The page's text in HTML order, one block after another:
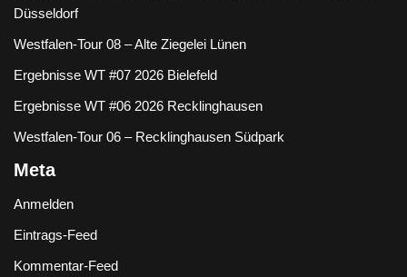
Düsseldorf
Westfalen-Tour 08 – Alte Ziegelei Lünen
Ergebnisse WT #07 2026 Bielefeld
Ergebnisse WT #06 2026 Recklinghausen
Westfalen-Tour 06 – Recklinghausen Südpark
Meta
Anmelden
Eintrags-Feed
Kommentar-Feed